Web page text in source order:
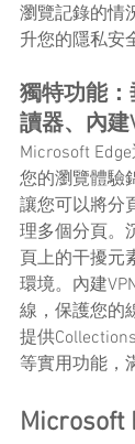
瀏覽記錄的情
升您的隱私安
獨特功能
讀器、內建
Microsoft
您的瀏覽體驗
讓您可以將分
理多個分頁。
頁上的干擾元
環境。內建
線，保護您的
提供
等實用功能，
Microsoft